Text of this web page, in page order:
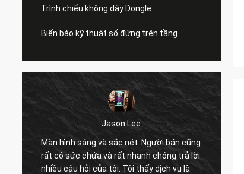
Trình chiếu không dây Dongle
Biển báo kỹ thuật số đứng trên tầng
Jason Lee
Màn hình sáng và sắc nét. Người bán cũng
rất có sức chứa và rất nhanh chóng trả lời
nhiều câu hỏi của tôi. Tôi thấy dịch vụ là